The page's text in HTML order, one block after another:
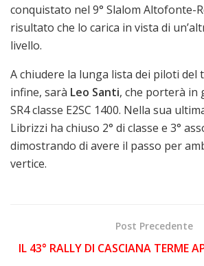
conquistato nel 9° Slalom Altofonte-
risultato che lo carica in vista di
livello.
A chiudere la lunga lista dei piloti del
infine, sarà Leo Santi, che porterà in
SR4 classe E2SC 1400. Nella sua
Librizzi ha chiuso 2° di classe e 3°
dimostrando di avere il passo per
vertice.
Post Precedente
IL 43° RALLY DI CASCIANA TERME